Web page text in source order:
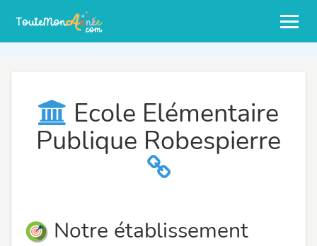
Ecole Elémentaire
Publique Robespierre
Notre établissement